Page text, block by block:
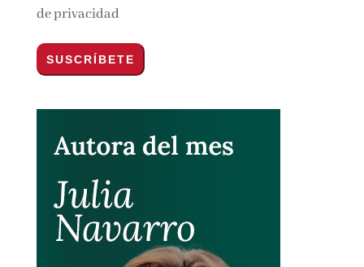
de privacidad